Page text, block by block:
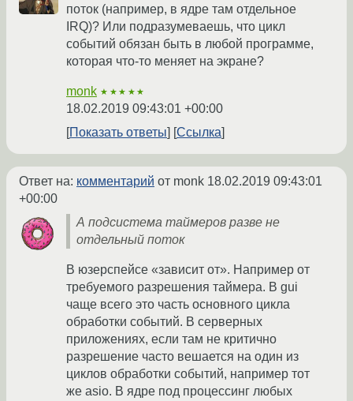
поток (например, в ядре там отдельное
IRQ)? Или подразумеваешь, что цикл
событий обязан быть в любой программе,
которая что-то меняет на экране?
monk ★★★★★
18.02.2019 09:43:01 +00:00
Показать ответы
Ссылка
Ответ на: комментарий от monk 18.02.2019 09:43:01
+00:00
А подсистема таймеров разве не
отдельный поток
В юзерспейсе «зависит от». Например от
требуемого разрешения таймера. В gui
чаще всего это часть основного цикла
обработки событий. В серверных
приложениях, если там не критично
разрешение часто вешается на один из
циклов обработки событий, например тот
же asio. В ядре под процессинг любых